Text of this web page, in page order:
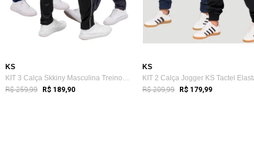
KS
KIT 3 Calça Skkiny Masculina Treino Espo...
R$ 259,99 R$ 189,90
KS
R$ 209,99 R$ 179,99